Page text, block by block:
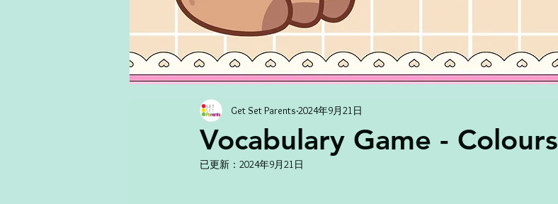
Vocabulary Game - Colours
Get Set Parents 2024年9月21日
已更新： 2024年9月21日